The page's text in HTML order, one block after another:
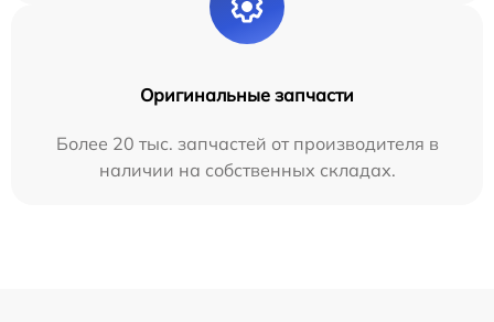
Оригинальные запчасти
Более 20 тыс. запчастей от производителя в
наличии на собственных складах.